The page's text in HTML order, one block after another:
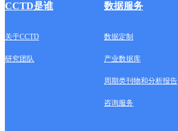
CCTD是谁 数据服务
关于CCTD 数据定制
研究团队 产业数据库
周期类刊物和分析报告
咨询服务